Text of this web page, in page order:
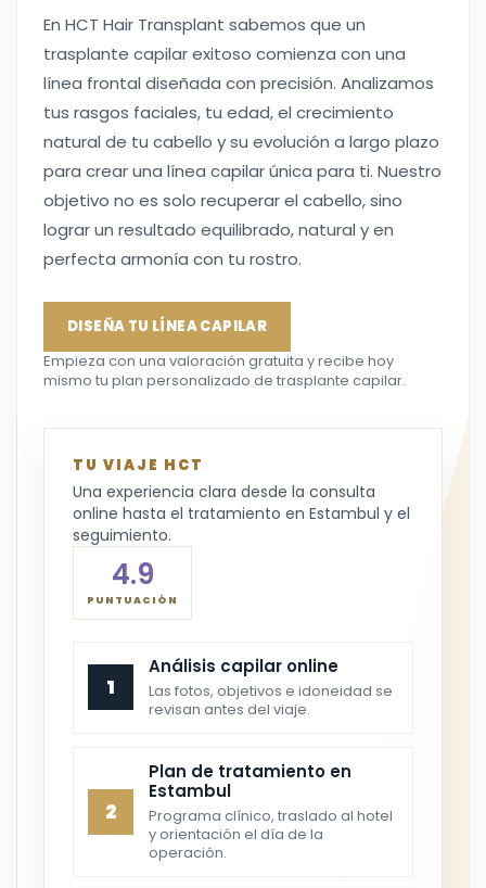
En HCT Hair Transplant sabemos que un
trasplante capilar exitoso comienza con una
línea frontal diseñada con precisión. Analizamos
tus rasgos faciales, tu edad, el crecimiento
natural de tu cabello y su evolución a largo plazo
para crear una línea capilar única para ti. Nuestro
objetivo no es solo recuperar el cabello, sino
lograr un resultado equilibrado, natural y en
perfecta armonía con tu rostro.
DISEÑA TU LÍNEA CAPILAR
Empieza con una valoración gratuita y recibe hoy
mismo tu plan personalizado de trasplante capilar.
TU VIAJE HCT
Una experiencia clara desde la consulta
online hasta el tratamiento en Estambul y el
seguimiento.
4.9
PUNTUACIÓN
1
Análisis capilar online
Las fotos, objetivos e idoneidad se
revisan antes del viaje.
2
Plan de tratamiento en
Estambul
Programa clínico, traslado al hotel
y orientación el día de la
operación.